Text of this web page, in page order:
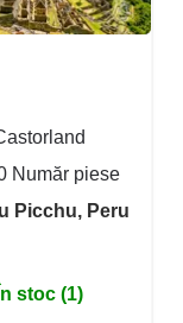
Număr piese
Picchu, Peru
În stoc (1)